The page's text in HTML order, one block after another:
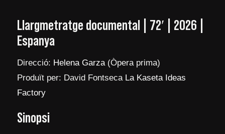
Llargmetratge documental | 72′ |
2026 |
Espanya
Direcció: Helena Garza(Òpera prima)
Produïtper: David Fontseca La Kaseta Ideas
Factory
Sinopsi